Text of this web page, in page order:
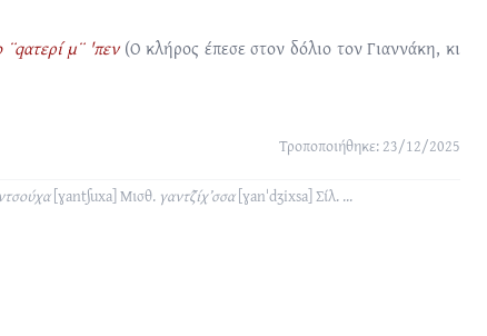
μ¨ 'πεν (O κλήρος έπεσε στον δόλιο τον Γιαννάκη, κι
Τροποποιήθηκε: 23/12/2025
[ɣantʃuxa] Μισθ. γαντζ̑ίχ’σσα [ɣanˈdʒixsa] Σίλ. ...